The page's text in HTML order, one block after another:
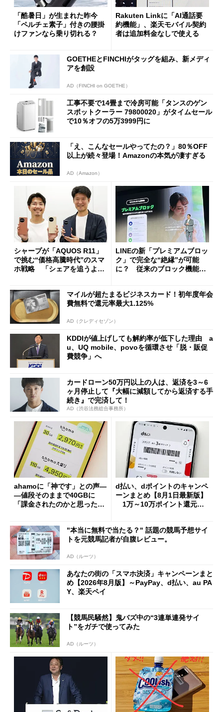
「酷暑日」が生まれた昨今
「ペルチェ素子」付きの腰掛
けファンなら乗り切れる？
Rakuten Linkに「AI通話要
約機能」、楽天モバイル契約
者は追加料金なしで使える
GOETHEとFINCHIがタッグを組み、新メディ
アを創設
AD（FINCHI on GOETHE）
工事不要で14畳まで冷房可能「タンスのゲン
スポットクーラー 79800020」がタイムセール
で10％オフの5万3999円に
「え、こんなセールやってたの？」80％OFF
以上が続々登場！Amazonの本気が凄すぎる
AD（Amazon）
シャープが「AQUOS R11」
で挑む“価格高騰時代”のスマ
ホ戦略 「シェアを追うより
LINEの新「プレミアムブロッ
ク」で完全な“絶縁”が可能
に？ 従来のブロック機能と
マイルが超たまるビジネスカード！初年度年会
費無料で還元率最大1.125%
AD（クレディセゾン）
KDDIが値上げしても解約率が低下した理由 a
u、UQ mobile、povoを循環させ「脱・販促
費競争」へ
カードローン50万円以上の人は、返済を3～6
ヶ月停止して『大幅に減額してから返済する手
続き』で完済して！
AD（渋谷法務総合事務所）
ahamoに「神です」との声―
―値段そのままで40GBに
「課金されたのかと思った」
d払い、dポイントのキャンペ
ーンまとめ【8月1日最新版】
1万～10万ポイント還元の
"本当に無料で当たる？" 話題の競馬予想サイ
トを元競馬記者が自腹レビュー。
AD（ルーツ）
あなたの街の「スマホ決済」キャンペーンまと
め【2026年8月版】～PayPay、d払い、au PA
Y、楽天ペイ
【競馬民騒然】鬼バズ中の“3連単連発サイ
ト”をガチで使ってみた
AD（ルーツ）